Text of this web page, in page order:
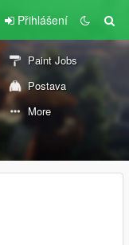
Přihlášení
Paint Jobs
Postava
More